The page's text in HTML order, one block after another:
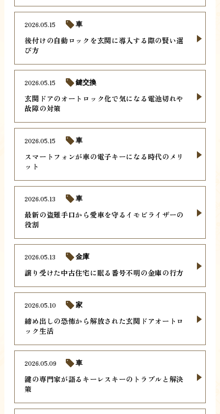
後付けの自動ロックを玄関に導入する際の賢い選
び方
2026.05.15 車
玄関ドアのオートロック化で気になる電池切れや
故障の対策
2026.05.15 鍵交換
スマートフォンが車の電子キーになる時代のメリ
ット
2026.05.15 車
最新の盗難手口から愛車を守るイモビライザーの
役割
2026.05.13 車
譲り受けた中古住宅に眠る番号不明の金庫の行方
2026.05.13 金庫
締め出しの恐怖から解放された玄関ドアオートロ
ック生活
2026.05.10 家
鍵の専門家が語るキーレスキーのトラブルと解決
策
2026.05.09 車